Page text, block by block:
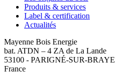
Produits & services
Label & certification
Actualités
Mayenne Bois Energie
bat. ATDN – 4 ZA de La Lande
53100 - PARIGNÉ-SUR-BRAYE
France